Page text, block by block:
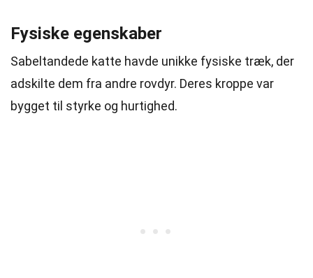
Fysiske egenskaber
Sabeltandede katte havde unikke fysiske træk, der
adskilte dem fra andre rovdyr. Deres kroppe var
bygget til styrke og hurtighed.